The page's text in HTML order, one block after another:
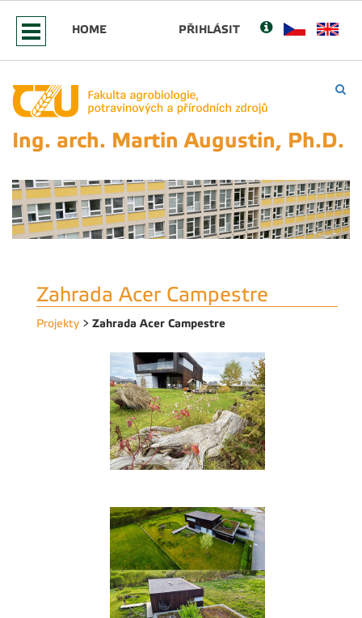
HOME PŘIHLÁSIT
Ing. arch. Martin Augustin, Ph.D.
Zahrada Acer Campestre
Projekty > Zahrada Acer Campestre